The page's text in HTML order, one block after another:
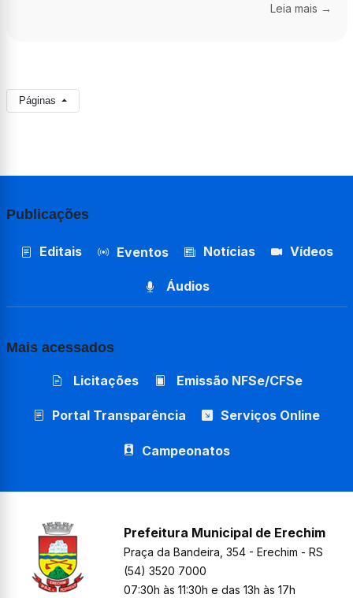
Leia mais →
Páginas
Publicações
Editais Eventos Notícias Vídeos
Áudios
Mais acessados
Licitações Emissão NFSe/CFSe
Portal Transparência Serviços Online
Campeonatos
Prefeitura Municipal de Erechim
Praça da Bandeira, 354 - Erechim - RS
(54) 3520 7000
07:30h às 11:30h e das 13h às 17h